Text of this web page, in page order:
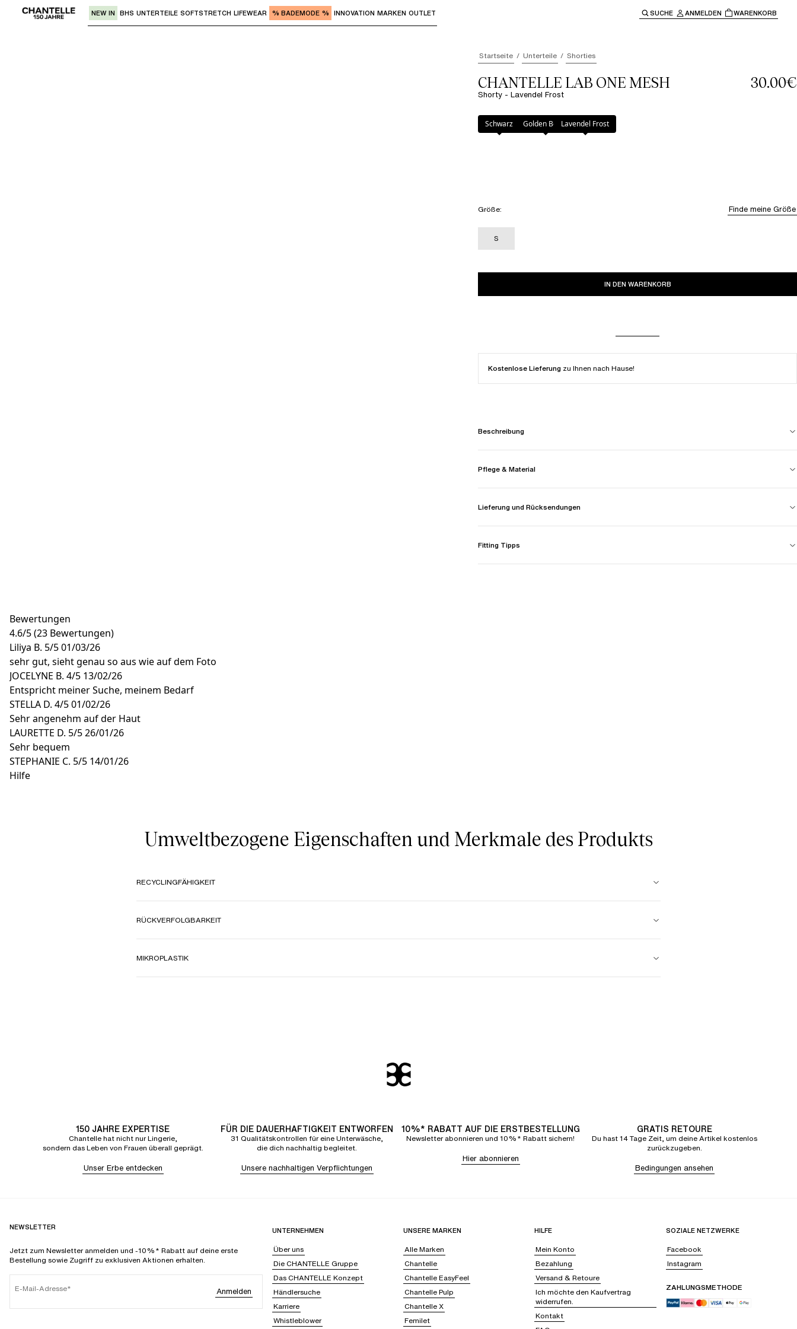
Verwende den "Pfeil nach unten" oder "Eingabe" zum Aufrufen der Untermenüs und "Pfeil nach oben" oder "Escape" um zur Hauptnavigation
NEW IN BHS UNTERTEILE SOFTSTRETCH LIFEWEAR % BADEMODE % INNOVATION MARKEN OUTLET SUCHE ANMELDEN WARENKORB
Startseite Unterteile Shorties
CHANTELLE LAB ONE MESH
Shorty - Lavendel Frost
30.00€
Farbe:Lavendel Frost
Schwarz Golden BeigeLavendel Frost
Größe: Finde meine Größe
S
IN DEN WARENKORB
Kostenlose Lieferung zu Ihnen nach Hause!
Beschreibung
Pflege & Material
Lieferung und Rücksendungen
Fitting Tipps
Bewertungen
4.6/5(23 Bewertungen)
Liliya B. 5/501/03/26
sehr gut, sieht genau so aus wie auf dem Foto
JOCELYNE B. 4/5 13/02/26
Entspricht meiner Suche, meinem Bedarf
STELLA D. 4/501/02/26
Sehr angenehm auf der Haut
LAURETTE D. 5/526/01/26
Sehr bequem
STEPHANIE C. 5/5 14/01/26
Hilfe
Umweltbezogene Eigenschaften und Merkmale des Produkts
RECYCLINGFÄHIGKEIT
RÜCKVERFOLGBARKEIT
MIKROPLASTIK
150 JAHRE EXPERTISE
Chantelle hat nicht nur Lingerie,
sondern das Leben von Frauen überall geprägt.
Unser Erbe entdecken
FÜR DIE DAUERHAFTIGKEIT ENTWORFEN
31 Qualitätskontrollen für eine Unterwäsche,
die dich nachhaltig begleitet.
Unsere nachhaltigen Verpflichtungen
10%* RABATT AUF DIE ERSTBESTELLUNG
Newsletter abonnieren und 10%* Rabatt sichern!
Hier abonnieren
GRATIS RETOURE
Du hast 14 Tage Zeit, um deine Artikel kostenlos
zurückzugeben.
Bedingungen ansehen
NEWSLETTER
Jetzt zum Newsletter anmelden und -10%* Rabatt auf deine erste
Bestellung sowie Zugriff zu exklusiven Aktionen erhalten.
E-Mail-Adresse Anmelden
UNTERNEHMEN
Über uns
Die CHANTELLE Gruppe
Das CHANTELLE Konzept
Händlersuche
Karriere
Whistleblower
UNSERE MARKEN
Alle Marken
Chantelle
Chantelle EasyFeel
Chantelle Pulp
Chantelle X
Femilet
HILFE
Mein Konto
Bezahlung
Versand & Retoure
Ich möchte den Kaufvertrag
widerrufen.
Kontakt
SOZIALE NETZWERKE
Facebook
Instagram
ZAHLUNGSMETHODE